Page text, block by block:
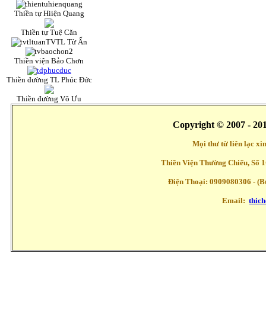
Thiền tự Hiiện Quang
Thiền tự Tuệ Căn
TVTL Từ Ấn
Thiền viện Bảo Chơn
Thiền đường TL Phúc Đức
Thiền đường Vô Ưu
Copyright © 2007 -
Mọi thư từ liên lạc
Thiền Viện Thường Chiếu, Số
Điện Thoại: 0909080306 -
Email: